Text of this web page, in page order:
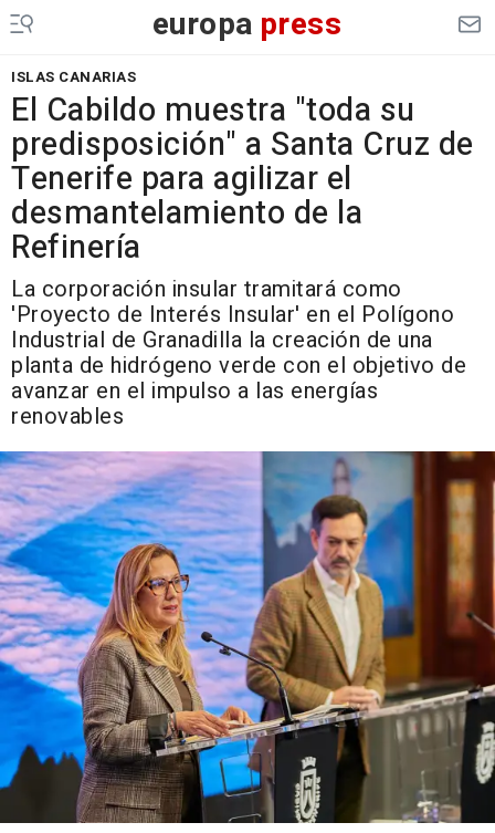
europa press
ISLAS CANARIAS
El Cabildo muestra "toda su
predisposición" a Santa Cruz de
Tenerife para agilizar el
desmantelamiento de la
Refinería
La corporación insular tramitará como
'Proyecto de Interés Insular' en el Polígono
Industrial de Granadilla la creación de una
planta de hidrógeno verde con el objetivo de
avanzar en el impulso a las energías
renovables